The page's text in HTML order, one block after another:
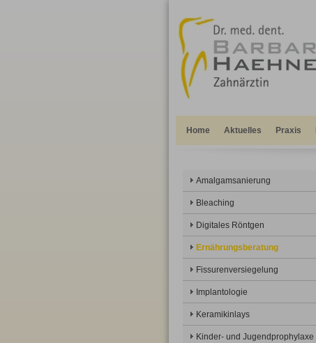
Home Aktuelles Praxis
Amalgamsanierung
Bleaching
Digitales Röntgen
Ernährungsberatung
Fissurenversiegelung
Implantologie
Keramikinlays
Kinder- und Jugendprophylaxe